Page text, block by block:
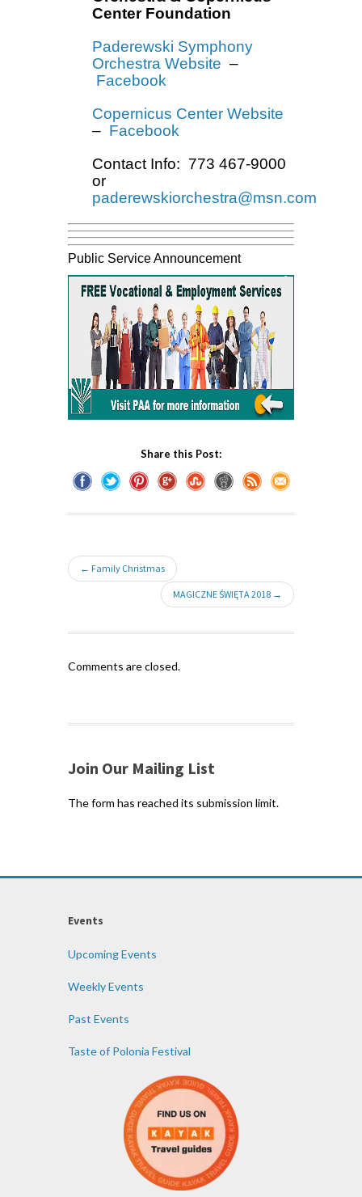
Center Foundation
Paderewski Symphony
Orchestra Website –
Facebook
Copernicus Center Website
– Facebook
Contact Info: 773 467-9000
or
paderewskiorchestra@msn.com
Public Service Announcement
Share this Post:
← Family Christmas
MAGICZNE ŚWIĘTA 2018 →
Comments are closed.
Join Our Mailing List
The form has reached its submission limit.
Events
Upcoming Events
Weekly Events
Past Events
Taste of Polonia Festival